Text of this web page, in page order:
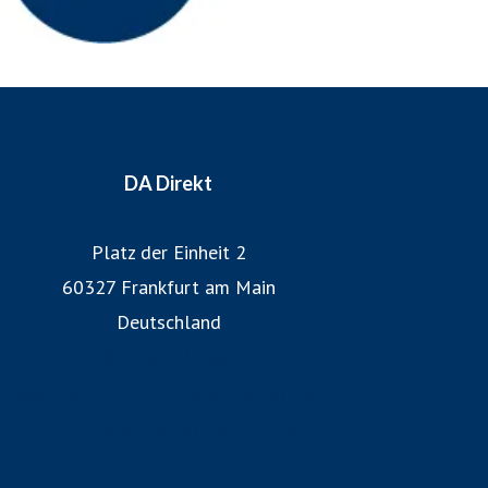
DA Direkt
Platz der Einheit 2
60327 Frankfurt am Main
Deutschland